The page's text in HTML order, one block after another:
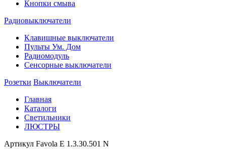
Кнопки смыва
Радиовыключатели
Клавишные выключатели
Пульты Ум. Дом
Радиомодуль
Сенсорные выключатели
Розетки Выключатели
Главная
Каталоги
Светильники
ЛЮСТРЫ
Артикул Favola E 1.3.30.501 N